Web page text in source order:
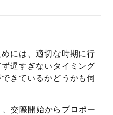
には、適切な時期に行
遅すぎないタイミング
きているかどうかも伺
交際開始からプロポー